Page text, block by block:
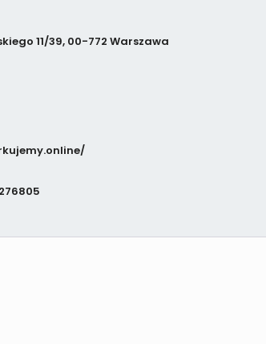
11/39, 00-772 Warszawa